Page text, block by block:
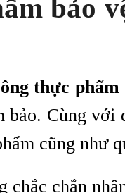
bảo
thực
bảo. Cùng
cũng như
chắc chắn